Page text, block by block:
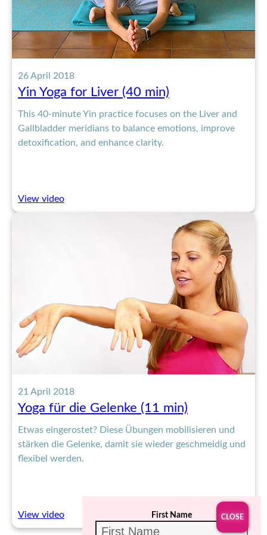
26 April 2018
Yin Yoga for Liver (40 min)
This 40-minute Yin practice focuses on the Liver and
Gallbladder meridians to balance emotions, improve
detoxification, and enhance clarity.
View video:
21 April 2018
Yoga für die Gelenke (11 min)
Etwas eingerostet? Diese Übungen mobilisieren und
stärken die Gelenke, damit sie wieder geschmeidig und
flexibel werden.
View video:
Yoga
First Name